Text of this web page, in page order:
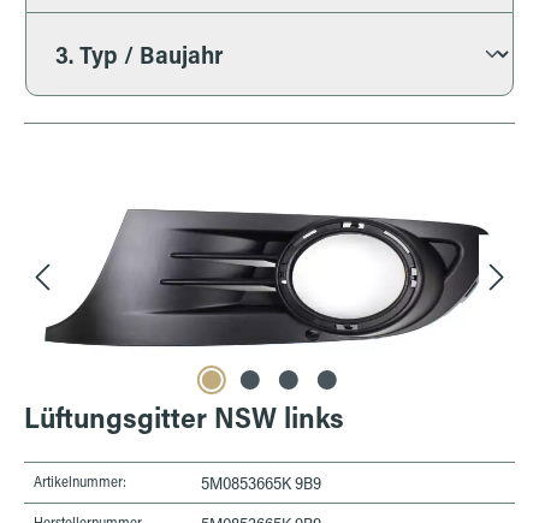
Lüftungsgitter NSW links
Artikelnummer: 5M0853665K 9B9